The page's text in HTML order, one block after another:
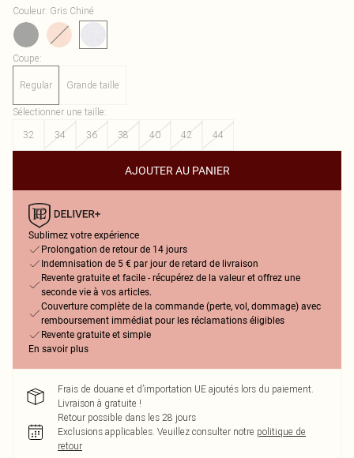
Couleur: Gris Chiné
Coupe:
Regular Grande taille
Sélectionner une taille:
32
34 36 38 40 42 44
AJOUTER AU PANIER
Sublimez votre expérience
Prolongation de retour de 14 jours
Indemnisation de 5 € par jour de retard de livraison
Revente gratuite et facile - récupérez de la valeur et offrez une
seconde vie à vos articles.
Couverture complète de la commande (perte, vol, dommage) avec
remboursement immédiat pour les réclamations éligibles
Revente gratuite et simple
En savoir plus
Frais de douane et d’importation UE ajoutés lors du paiement.
Livraison à gratuite !
Retour possible dans les 28 jours
Exclusions applicables. Veuillez consulter notre politique de
retour